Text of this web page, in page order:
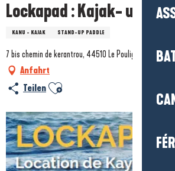
Lockapad : Kajak- und
KANU - KAJAK STAND-UP PADDLE
7 bis chemin de kerantrou, 44510 Le Pouliguen
Anfahrt
Teilen Ajouter aux favoris